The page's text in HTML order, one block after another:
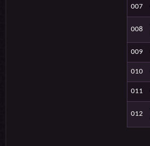
007
008
009
010
011
012